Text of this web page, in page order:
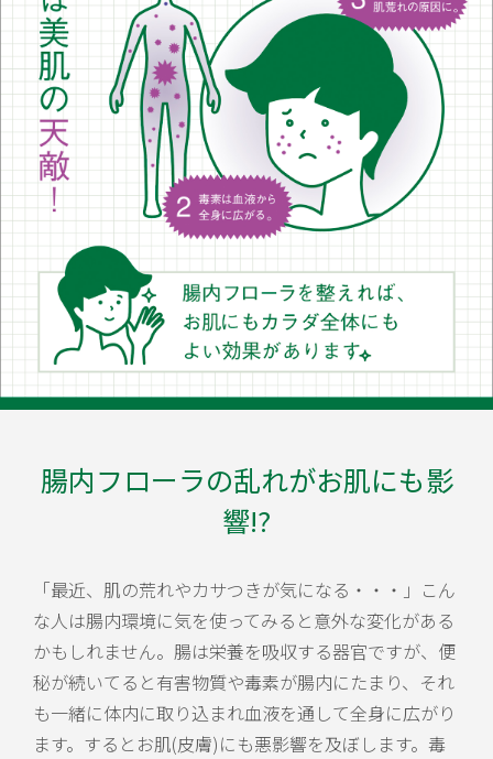
腸内フローラの乱れがお肌にも影
響!?
「最近、肌の荒れやカサつきが気になる・・・」こん
な人は腸内環境に気を使ってみると意外な変化がある
かもしれません。腸は栄養を吸収する器官ですが、便
秘が続いてると有害物質や毒素が腸内にたまり、それ
も一緒に体内に取り込まれ血液を通して全身に広がり
ます。するとお肌(皮膚)にも悪影響を及ぼします。毒